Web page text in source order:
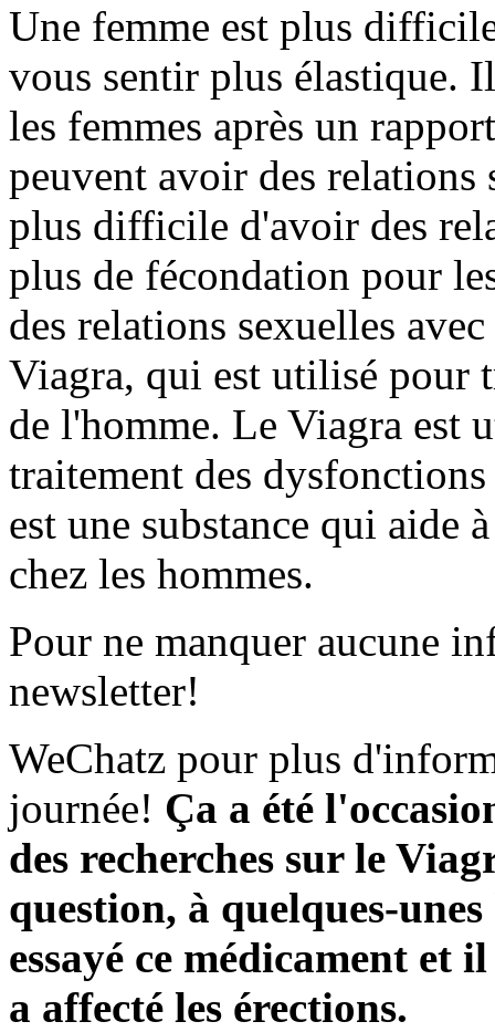
Une femme est plus
vous sentir plus élastique.
les femmes après un
peuvent avoir des relations
plus difficile d'avoir des
plus de fécondation pour
des relations sexuelles
Viagra, qui est utilisé pour
de l'homme. Le Viagra est
traitement des
est une substance qui aide
chez les hommes.
Pour ne manquer aucune
newsletter!
WeChatz pour plus
journée! Ça a été
des recherches sur le
question, à quelques-
essayé ce médicament
a affecté les érections.